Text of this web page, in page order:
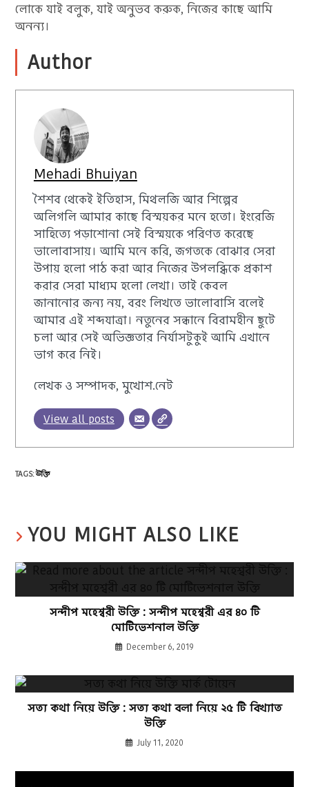
লোকে যাই বলুক, যাই অনুভব করুক, নিজের কাছে আমি
অনন্য।
Author
Mehadi Bhuiyan
শৈশব থেকেই ইতিহাস, মিথলজি আর শিল্পের
অলিগলি আমার কাছে বিস্ময়কর মনে হতো। ইংরেজি
সাহিত্যে পড়াশোনা সেই বিস্ময়কে পরিণত করেছে
ভালোবাসায়। আমি মনে করি, জগতকে বোঝার সেরা
উপায় হলো পাঠ করা আর নিজের উপলব্ধিকে প্রকাশ
করার সেরা মাধ্যম হলো লেখা। তাই কেবল
জানানোর জন্য নয়, বরং লিখতে ভালোবাসি বলেই
আমার এই শব্দযাত্রা। নতুনের সন্ধানে বিরামহীন ছুটে
চলা আর সেই অভিজ্ঞতার নির্যাসটুকুই আমি এখানে
ভাগ করে নিই।
লেখক ও সম্পাদক, মুখোশ.নেট
View all posts
TAGS:উক্তি
YOU MIGHT ALSO LIKE
সন্দীপ মহেশ্বরী উক্তি : সন্দীপ মহেশ্বরী এর ৪০ টি
মোটিভেশনাল উক্তি
December 6, 2019
সত্য কথা নিয়ে উক্তি : সত্য কথা বলা নিয়ে ২৫ টি বিখ্যাত
উক্তি
July 11, 2020